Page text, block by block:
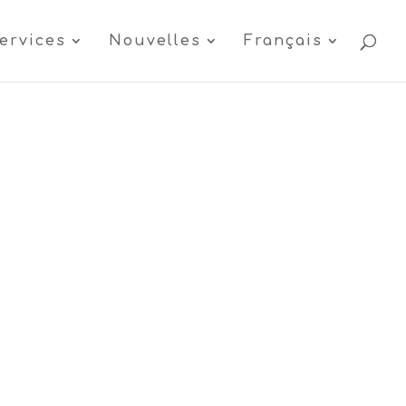
Nouvelles Français